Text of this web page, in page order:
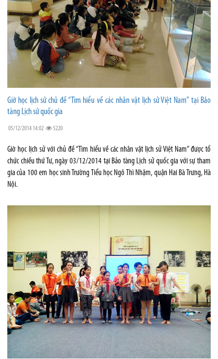
Giờ học lịch sử chủ đề “Tìm hiểu về các nhân vật lịch sử Việt Nam” tại Bảo
tàng Lịch sử quốc gia
05/12/2014 14:02 5220
Giờ học lịch sử với chủ đề “Tìm hiểu về các nhân vật lịch sử Việt Nam” được tổ
chức chiều thứ Tư, ngày 03/12/2014 tại Bảo tàng Lịch sử quốc gia với sự tham
gia của 100 em học sinh Trường Tiểu học Ngô Thì Nhậm, quận Hai Bà Trưng, Hà
Nội.